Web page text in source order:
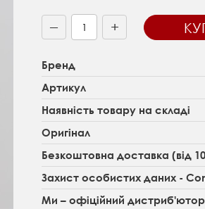
— +
Бренд
Артикул
Наявність товару на складі
Оригінал
Безкоштовна доставка (від
Захист особистих даних -
Ми – офіційний